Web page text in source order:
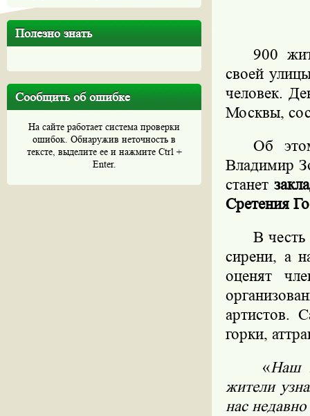
Полезно знать
Сообщить об ошибке
На сайте работает система проверки
ошибок. Обнаружив неточность в
тексте, выделите ее и нажмите Ctrl +
Enter.
900
своей
человек.
Москвы,
Об
Владимир
станет
Сретения
В честь
сирени, а
оценят
артистов.
горки,
«Наш
жители
нас